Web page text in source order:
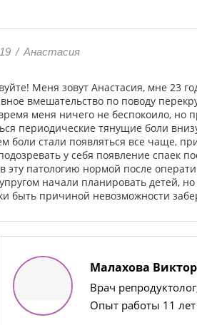
/ Анастасия
Меня зовут Анастасия, мне 23
вмешательство по поводу
меня ничего не беспокоило, но
периодические тянущие боли
боли стали появляться все чаще,
у себя появление спаек
эту патологию нормой после
начали планировать детей,
быть причиной невозможности
Малахова
Врач
Опыт работы 11 лет